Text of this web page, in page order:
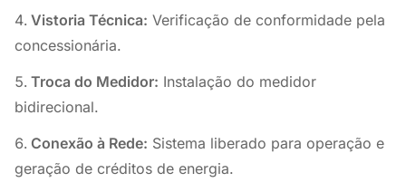
Vistoria Técnica: Verificação de conformidade pela
concessionária.
Troca do Medidor: Instalação do medidor
bidirecional.
Conexão à Rede: Sistema liberado para operação e
geração de créditos de energia.